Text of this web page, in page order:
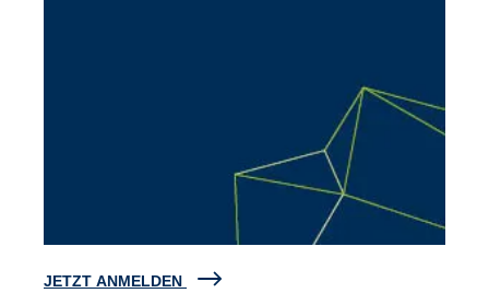
JETZT ANMELDEN